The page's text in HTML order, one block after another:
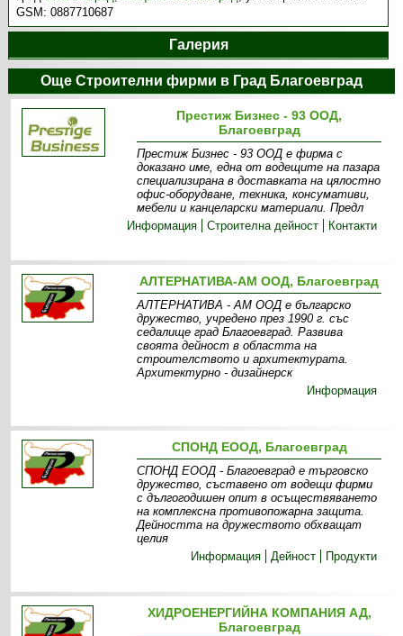
GSM:0887710687
Галерия
Още Строителни фирми в Град Благоевград
Престиж Бизнес - 93 ООД,
Благоевград
Престиж Бизнес - 93 ООД е фирма с
доказано име, една от водещите на пазара
специализирана в доставката на цялостно
офис-оборудване, техника, консумативи,
мебели и канцеларски материали. Предл
Информация
Строителна дейност Контакти
АЛТЕРНАТИВА-АМ ООД, Благоевград
АЛТЕРНАТИВА - АМ ООД е българско
дружество, учредено през 1990 г. със
седалище град Благоевград. Развива
своята дейност в областта на
строителството и архитектурата.
Архитектурно - дизайнерск
Информация
СПОНД ЕООД, Благоевград
СПОНД ЕООД - Благоевград е търговско
дружество, съставено от водещи фирми
с дългогодишен опит в осъществяването
на комплексна противопожарна защита.
Дейността на дружеството обхващат
целия
Информация
Дейност Продукти
ХИДРОЕНЕРГИЙНА КОМПАНИЯ АД,
Благоевград